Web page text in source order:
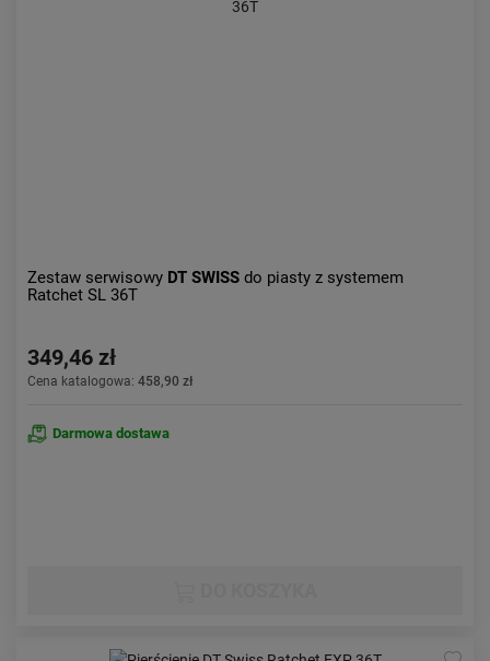
Zestaw serwisowy DT SWISS do piasty z systemem
Ratchet SL 36T
349,46 zł
Cena katalogowa: 458,90 zł
Darmowa dostawa